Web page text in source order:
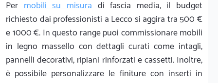
Permobili su misuradi fascia media, il budget
richiesto dai professionisti a Lecco si aggira tra 500 €
e 1000 €. In questo range puoi commissionare mobili
in legno massello con dettagli curati come intagli,
pannelli decorativi, ripiani rinforzati e cassetti. Inoltre,
è possibile personalizzare le finiture con inserti in